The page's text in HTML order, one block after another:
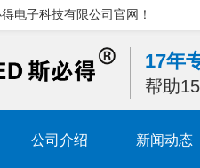
电子科技有限公司官网！
17年
帮助
公司介绍 新闻动态